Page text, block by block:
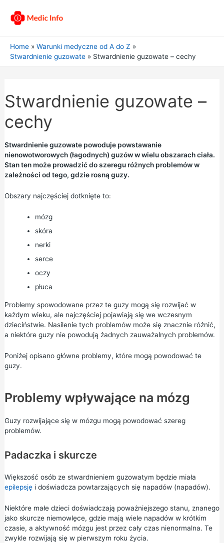
Home
Warunki medyczne od A do Z
Stwardnienie guzowate
Stwardnienie guzowate – cechy
Stwardnienie guzowate –
cechy
Stwardnienie guzowate powoduje powstawanie
nienowotworowych (łagodnych) guzów w wielu obszarach ciała.
Stan ten może prowadzić do szeregu różnych problemów w
zależności od tego, gdzie rosną guzy.
Obszary najczęściej dotknięte to:
mózg
skóra
nerki
serce
oczy
płuca
Problemy spowodowane przez te guzy mogą się rozwijać w
każdym wieku, ale najczęściej pojawiają się we wczesnym
dzieciństwie. Nasilenie tych problemów może się znacznie różnić,
a niektóre guzy nie powodują żadnych zauważalnych problemów.
Poniżej opisano główne problemy, które mogą powodować te
guzy.
Problemy wpływające na mózg
Guzy rozwijające się w mózgu mogą powodować szereg
problemów.
Padaczka i skurcze
Większość osób ze stwardnieniem guzowatym będzie miała
epilepsjęi doświadcza powtarzających się napadów (napadów).
Niektóre małe dzieci doświadczają poważniejszego stanu, znanego
jako skurcze niemowlęce, gdzie mają wiele napadów w krótkim
czasie, a aktywność mózgu jest przez cały czas nienormalna. Te
zwykle rozwijają się w pierwszym roku życia.